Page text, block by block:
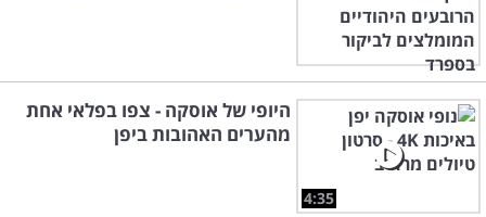
4:35
היופי של אוסקה - צפו בפלאי אחת
מהערים האהובות ביפן